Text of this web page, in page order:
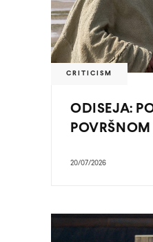
CRITICISM
ODISEJA:
POVRŠNOM
20/07/2026